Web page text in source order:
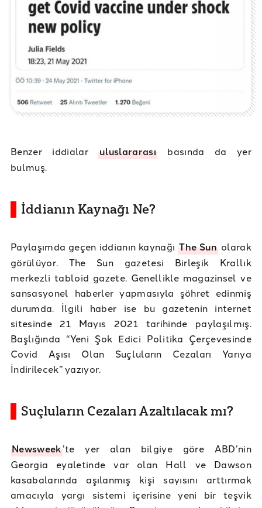
Benzer iddialaruluslararası basında da yer
bulmuş.
İddianın Kaynağı Ne?
Paylaşımda geçen iddianın kaynağıThe Sun olarak
görülüyor. The Sun gazetesi Birleşik Krallık
merkezli tabloid gazete. Genellikle magazinsel ve
sansasyonel haberler yapmasıyla şöhret edinmiş
durumda. İlgili haber ise bu gazetenin internet
sitesinde 21 Mayıs 2021 tarihinde paylaşılmış.
Başlığında “Yeni Şok Edici Politika Çerçevesinde
Covid Aşısı Olan Suçluların Cezaları Yarıya
İndirilecek” yazıyor.
Suçluların Cezaları Azaltılacak mı?
Newsweek’te yer alan bilgiye göre ABD’nin
Georgia eyaletinde var olan Hall ve Dawson
kasabalarında aşılanmış kişi sayısını arttırmak
amacıyla yargı sistemi içerisine yeni bir teşvik